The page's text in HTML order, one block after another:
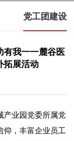
党工团建设
有我一一麓谷医
拓展活动
业园党委所属党
仰，丰富企业员工